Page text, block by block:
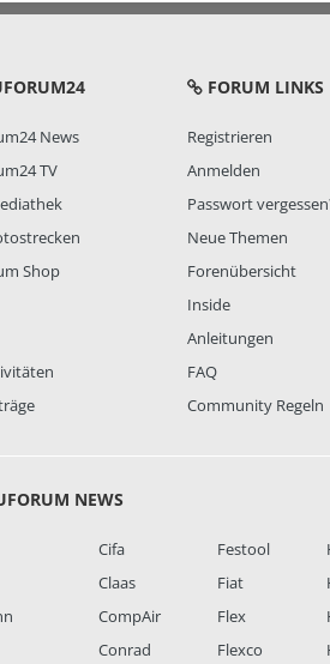
News
TV
Shop
FORUM LINKS
Registrieren
Anmelden
Passwort
Neue Themen
Forenübersicht
Inside
Anleitungen
FAQ
Community Regeln
NEWS
Cifa
Claas
CompAir
Conrad
Festool
Fiat
Flex
Flexco